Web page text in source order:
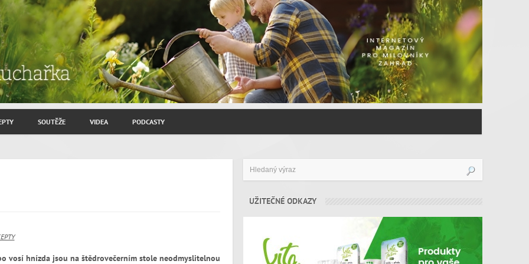
SOUTĚŽE VIDEA PODCASTY
vosí hnízda jsou na štědrovečerním stole neodmyslitelnou
UŽITEČNÉ ODKAZY